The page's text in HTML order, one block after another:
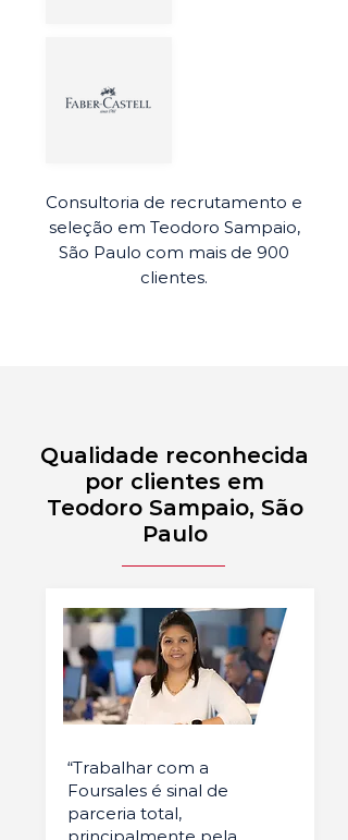
Consultoria de recrutamento e
seleção em Teodoro Sampaio,
São Paulo com mais de 900
clientes.
Qualidade reconhecida
por clientes em
Teodoro Sampaio, São
Paulo
“Trabalhar com a
Foursales é sinal de
parceria total,